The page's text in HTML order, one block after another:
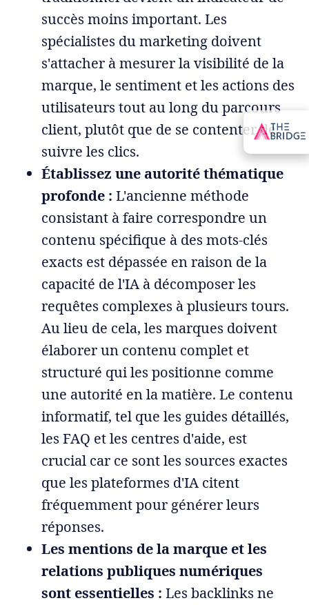
succès moins important. Les
spécialistes du marketing doivent
s'attacher à mesurer la visibilité de la
marque, le sentiment et les actions des
utilisateurs tout au long du parcours
client, plutôt que de se contenter de
suivre les clics.
Établissez une autorité thématique
profonde : L'ancienne méthode
consistant à faire correspondre un
contenu spécifique à des mots-clés
exacts est dépassée en raison de la
capacité de l'IA à décomposer les
requêtes complexes à plusieurs tours.
Au lieu de cela, les marques doivent
élaborer un contenu complet et
structuré qui les positionne comme
une autorité en la matière. Le contenu
informatif, tel que les guides détaillés,
les FAQ et les centres d'aide, est
crucial car ce sont les sources exactes
que les plateformes d'IA citent
fréquemment pour générer leurs
réponses.
Les mentions de la marque et les
relations publiques numériques
sont essentielles : Les backlinks ne